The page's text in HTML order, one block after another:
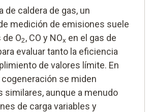
de caldera de gas, un
medición de emisiones suele
O2, CO y NOx en el gas de
evaluar tanto la eficiencia
de valores límite. En
cogeneración se miden
similares, aunque a menudo
de carga variables y